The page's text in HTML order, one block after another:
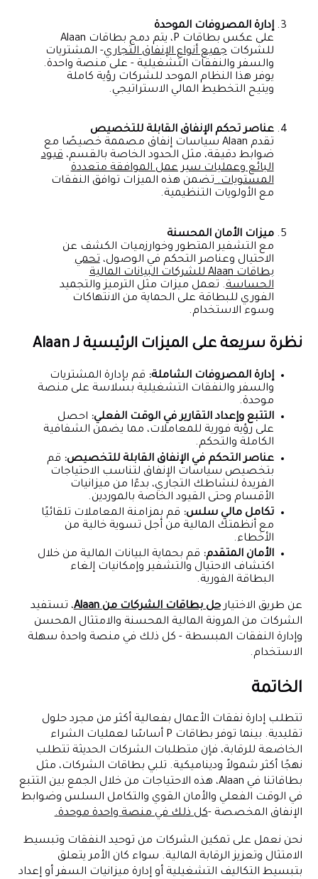
إدارة المصروفات الموحدة
على عكس بطاقات P، يتم دمج بطاقات Alaan
للشركاتجميع أنواع الإنفاق التجاري- المشتريات
والسفر والنفقات التشغيلية - على منصة واحدة.
يوفر هذا النظام الموحد للشركات رؤية كاملة
ويتيح التخطيط المالي الاستراتيجي.
عناصر تحكم الإنفاق القابلة للتخصيص
تقدم Alaan سياسات إنفاق مصممة خصيصًا مع
ضوابط دقيقة، مثل الحدود الخاصة بالقسم،قيود
البائع وعمليات سير عمل الموافقة متعددة
المستويات.تضمن هذه الميزات توافق النفقات
مع الأولويات التنظيمية.
ميزات الأمان المحسنة
مع التشفير المتطور وخوارزميات الكشف عن
الاحتيال وعناصر التحكم في الوصول،تحمي
بطاقات Alaan للشركات البيانات المالية
الحساسة. تعمل ميزات مثل الترميز والتجميد
الفوري للبطاقة على الحماية من الانتهاكات
وسوء الاستخدام.
نظرة سريعة على الميزات الرئيسية لـ Alaan
إدارة المصروفات الشاملة: قم بإدارة المشتريات
والسفر والنفقات التشغيلية بسلاسة على منصة
موحدة.
التتبع وإعداد التقارير في الوقت الفعلي: احصل
على رؤية فورية للمعاملات، مما يضمن الشفافية
الكاملة والتحكم.
عناصر التحكم في الإنفاق القابلة للتخصيص: قم
بتخصيص سياسات الإنفاق لتناسب الاحتياجات
الفريدة لنشاطك التجاري، بدءًا من ميزانيات
الأقسام وحتى القيود الخاصة بالموردين.
تكامل مالي سلس: قم بمزامنة المعاملات تلقائيًا
مع أنظمتك المالية من أجل تسوية خالية من
الأخطاء.
الأمان المتقدم: قم بحماية البيانات المالية من خلال
اكتشاف الاحتيال والتشفير وإمكانيات إلغاء
البطاقة الفورية.
عن طريق الاختيارحل بطاقات الشركات من Alaan
، تستفيد
الشركات من المرونة المالية المحسنة والامتثال المحسن
وإدارة النفقات المبسطة - كل ذلك في منصة واحدة سهلة
الاستخدام.
الخاتمة
تتطلب إدارة نفقات الأعمال بفعالية أكثر من مجرد حلول
تقليدية. بينما توفر بطاقات P أساسًا لعمليات الشراء
الخاضعة للرقابة، فإن متطلبات الشركات الحديثة تتطلب
نهجًا أكثر شمولاً وديناميكية. تلبي بطاقات الشركات، مثل
بطاقاتنا في Alaan، هذه الاحتياجات من خلال الجمع بين التتبع
في الوقت الفعلي والأمان القوي والتكامل السلس وضوابط
الإنفاق المخصصة -كل ذلك في منصة واحدة موحدة.
نحن نعمل على تمكين الشركات من توحيد النفقات وتبسيط
الامتثال وتعزيز الرقابة المالية. سواء كان الأمر يتعلق
بتبسيط التكاليف التشغيلية أو إدارة ميزانيات السفر أو إعداد